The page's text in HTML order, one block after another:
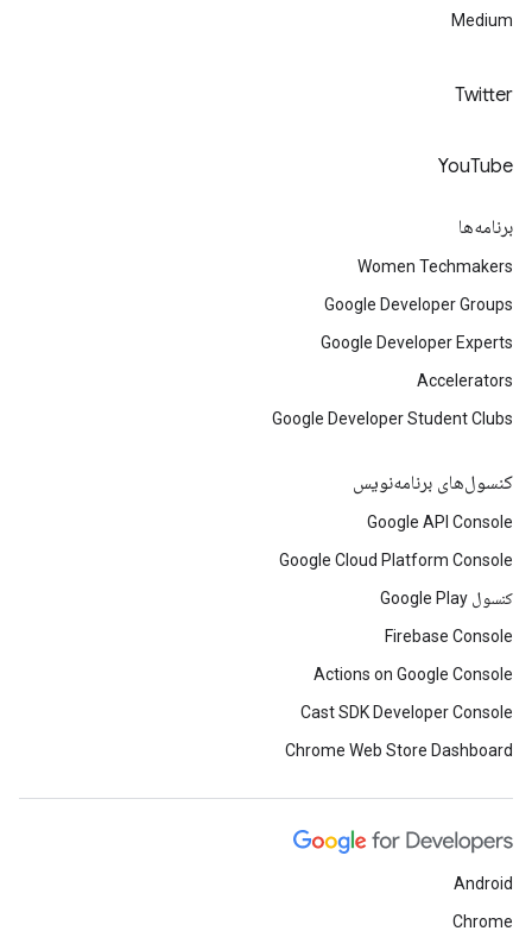
Medium
Twitter
YouTube
برنامه‌ها
Women Techmakers
Google Developer Groups
Google Developer Experts
Accelerators
Google Developer Student Clubs
کنسول‌های برنامه‌نویس
Google API Console
Google Cloud Platform Console
کنسول Google Play
Firebase Console
Actions on Google Console
Cast SDK Developer Console
Chrome Web Store Dashboard
Android
Chrome